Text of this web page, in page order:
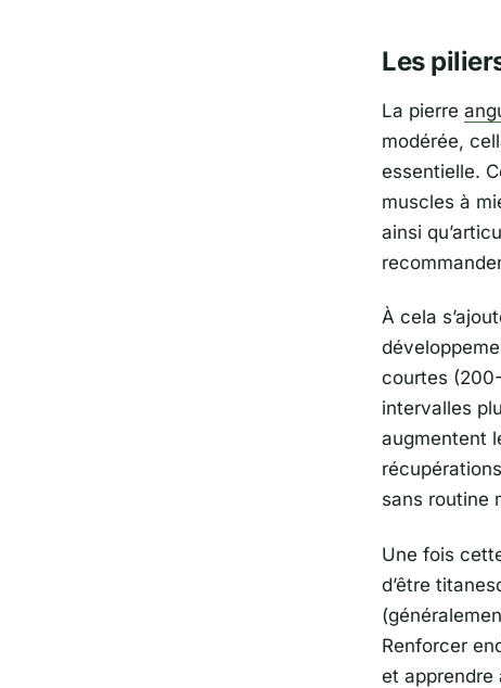
Les
La pierre
modérée,
essentielle.
muscles à
ainsi
À cela
courtes
intervalles
augmentent
sans routine
Une fois
d’être
Renforcer
et apprendre